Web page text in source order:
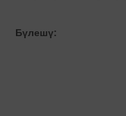
Бүлешү: